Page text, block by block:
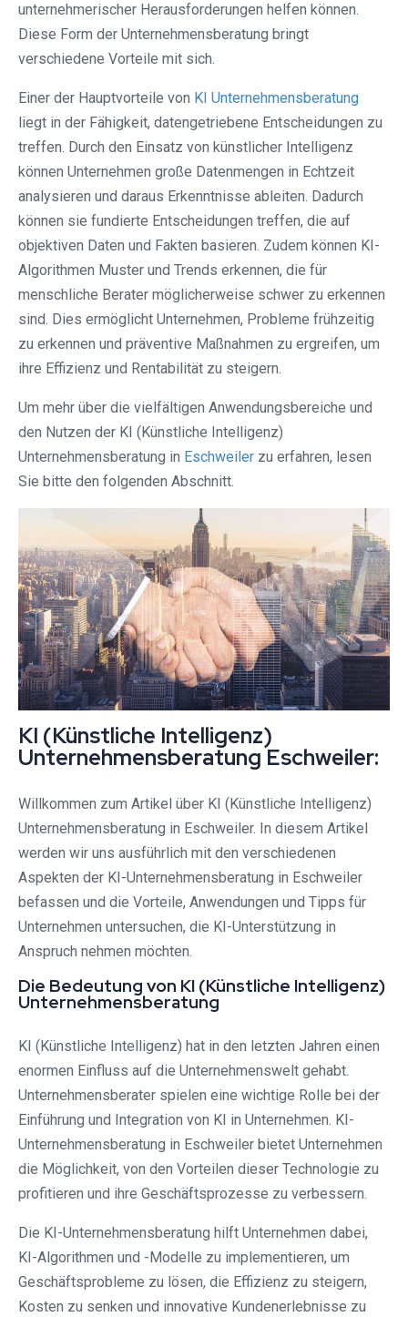
unternehmerischer Herausforderungen helfen können.
Diese Form der Unternehmensberatung bringt
verschiedene Vorteile mit sich.
Einer der Hauptvorteile von KI Unternehmensberatung
liegt in der Fähigkeit, datengetriebene Entscheidungen zu
treffen. Durch den Einsatz von künstlicher Intelligenz
können Unternehmen große Datenmengen in Echtzeit
analysieren und daraus Erkenntnisse ableiten. Dadurch
können sie fundierte Entscheidungen treffen, die auf
objektiven Daten und Fakten basieren. Zudem können KI-
Algorithmen Muster und Trends erkennen, die für
menschliche Berater möglicherweise schwer zu erkennen
sind. Dies ermöglicht Unternehmen, Probleme frühzeitig
zu erkennen und präventive Maßnahmen zu ergreifen, um
ihre Effizienz und Rentabilität zu steigern.
Um mehr über die vielfältigen Anwendungsbereiche und
den Nutzen der KI (Künstliche Intelligenz)
Unternehmensberatung in Eschweiler zu erfahren, lesen
Sie bitte den folgenden Abschnitt.
KI (Künstliche Intelligenz)
Unternehmensberatung Eschweiler:
Willkommen zum Artikel über KI (Künstliche Intelligenz)
Unternehmensberatung in Eschweiler. In diesem Artikel
werden wir uns ausführlich mit den verschiedenen
Aspekten der KI-Unternehmensberatung in Eschweiler
befassen und die Vorteile, Anwendungen und Tipps für
Unternehmen untersuchen, die KI-Unterstützung in
Anspruch nehmen möchten.
Die Bedeutung von KI (Künstliche Intelligenz)
Unternehmensberatung
KI (Künstliche Intelligenz) hat in den letzten Jahren einen
enormen Einfluss auf die Unternehmenswelt gehabt.
Unternehmensberater spielen eine wichtige Rolle bei der
Einführung und Integration von KI in Unternehmen. KI-
Unternehmensberatung in Eschweiler bietet Unternehmen
die Möglichkeit, von den Vorteilen dieser Technologie zu
profitieren und ihre Geschäftsprozesse zu verbessern.
Die KI-Unternehmensberatung hilft Unternehmen dabei,
KI-Algorithmen und -Modelle zu implementieren, um
Geschäftsprobleme zu lösen, die Effizienz zu steigern,
Kosten zu senken und innovative Kundenerlebnisse zu